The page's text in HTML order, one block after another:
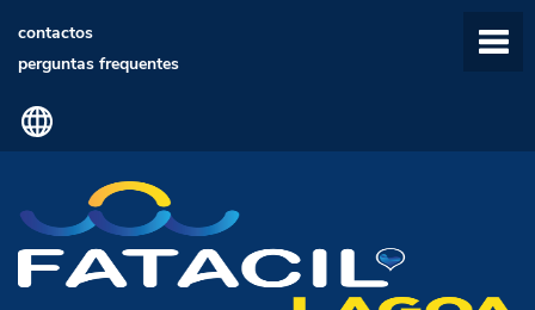
contactos
perguntas frequentes